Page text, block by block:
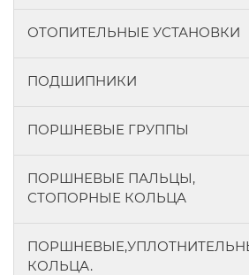
ОТОПИТЕЛЬНЫЕ УСТАНОВКИ
ПОДШИПНИКИ
ПОРШНЕВЫЕ ГРУППЫ
ПОРШНЕВЫЕ ПАЛЬЦЫ,
СТОПОРНЫЕ КОЛЬЦА
КОЛЬЦА.